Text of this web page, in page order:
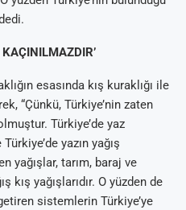
KAÇINILMAZDIR’
esasında kış kuraklığı ile
“Çünkü, Türkiye’nin zaten
Türkiye’de yaz
yazın yağış
yağışlar, tarım, baraj ve
yağışlarıdır. O yüzden de
sistemlerin Türkiye’ye